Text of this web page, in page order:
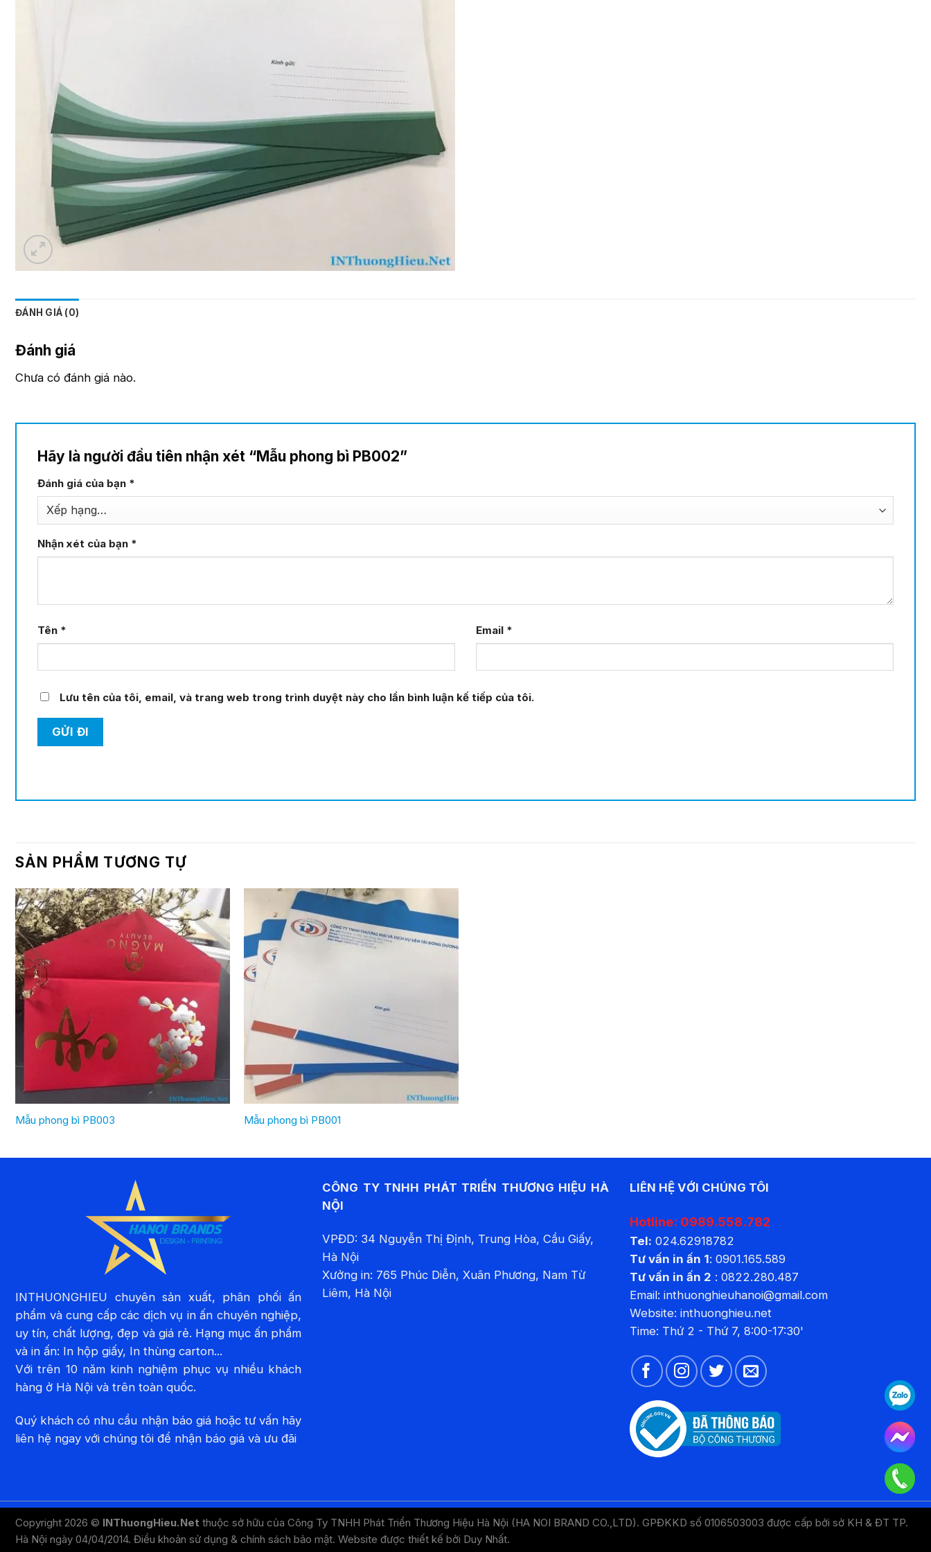
ĐÁNH GIÁ (0)
Đánh giá
Chưa có đánh giá nào.
Hãy là người đầu tiên nhận xét “Mẫu phong bì PB002”
Đánh giá của bạn *
Nhận xét của bạn *
Tên * Email *
Lưu tên của tôi, email, và trang web trong trình duyệt này cho lần bình luận kế tiếp của tôi.
SẢN PHẨM TƯƠNG TỰ
Mẫu phong bì PB003 Mẫu phong bì PB001
INTHUONGHIEU chuyên sản xuất, phân phối ấn
phẩm và cung cấp các dịch vụ in ấn chuyên nghiệp,
uy tín, chất lượng, đẹp và giá rẻ. Hạng mục ấn phẩm
và in ấn: In hộp giấy, In thùng carton...
Với trên 10 năm kinh nghiệm phục vụ nhiều khách
hàng ở Hà Nội và trên toàn quốc.
Quý khách có nhu cầu nhận báo giá hoặc tư vấn hãy
liên hệ ngay với chúng tôi để nhận báo giá và ưu đãi
CÔNG TY TNHH PHÁT TRIỂN THƯƠNG HIỆU HÀ
NỘI
VPĐD: 34 Nguyễn Thị Định, Trung Hòa, Cầu Giấy,
Hà Nội
Xưởng in: 765 Phúc Diễn, Xuân Phương, Nam Từ
Liêm, Hà Nội
LIÊN HỆ VỚI CHÚNG TÔI
Hotline: 0989.558.782
Tel: 024.62918782
Tư vấn in ấn 1: 0901.165.589
Tư vấn in ấn 2 : 0822.280.487
Email: inthuonghieuhanoi@gmail.com
Website: inthuonghieu.net
Time: Thứ 2 - Thứ 7, 8:00-17:30'
Copyright 2026 © INThuongHieu.Net thuộc sở hữu của Công Ty TNHH Phát Triển Thương Hiệu Hà Nội (HA NOI BRAND CO.,LTD). GPĐKKD số 0106503003 được cấp bởi sở KH & ĐT TP.
Hà Nội ngày 04/04/2014. Điều khoản sử dụng & chính sách bảo mật. Website được thiết kế bởi Duy Nhất.